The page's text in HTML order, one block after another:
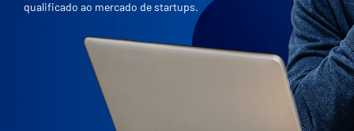
qualificado ao mercado de startups.